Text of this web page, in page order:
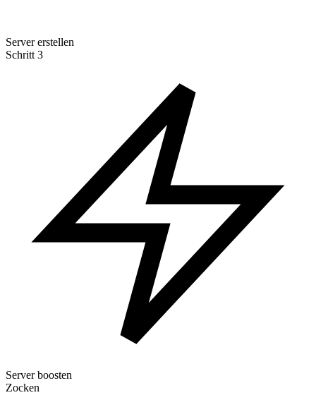
Server erstellen
Schritt 3
Server boosten
Zocken